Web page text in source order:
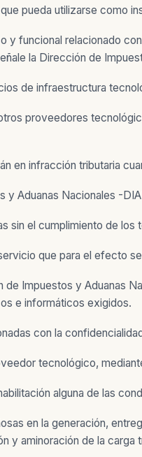
pueda utilizarse como
y funcional relacionado
la Dirección de
de infraestructura
proveedores
en infracción tributaria
y Aduanas Nacionales -
sin el cumplimiento de
que para el efecto
de Impuestos y Aduanas
e informáticos exigidos.
con la
tecnológico,
alguna de las
en la generación,
y aminoración de la carga